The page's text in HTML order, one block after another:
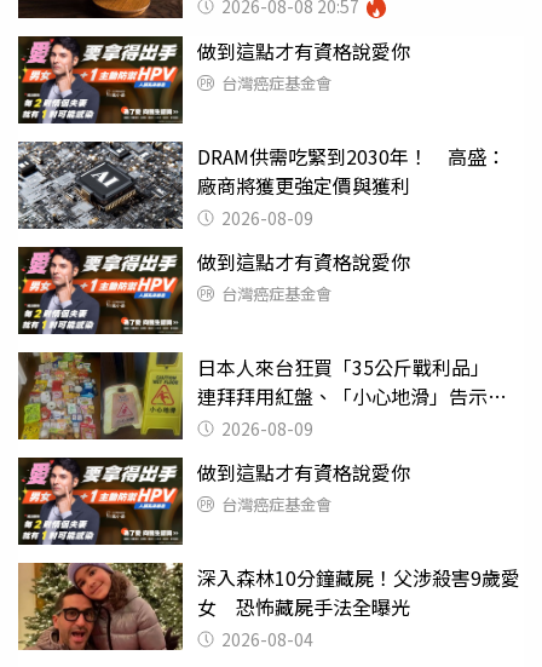
2026-08-08 20:57
做到這點才有資格說愛你
台灣癌症基金會
DRAM供需吃緊到2030年！ 高盛：
廠商將獲更強定價與獲利
2026-08-09
做到這點才有資格說愛你
台灣癌症基金會
日本人來台狂買「35公斤戰利品」
連拜拜用紅盤、「小心地滑」告示牌
也帶回家
2026-08-09
做到這點才有資格說愛你
台灣癌症基金會
深入森林10分鐘藏屍！父涉殺害9歲愛
女 恐怖藏屍手法全曝光
2026-08-04